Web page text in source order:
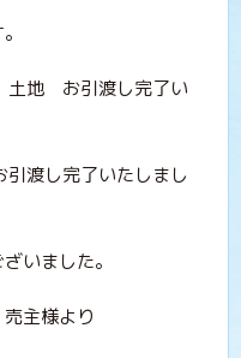
地 お引渡し完了い
渡し完了いたしまし
いました。
主様より